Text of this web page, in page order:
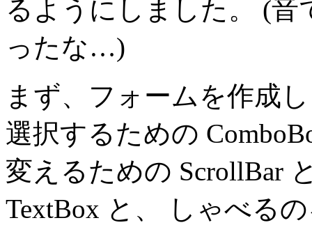
るようにしました。 (
ったな…)
まず、フォームを作成
選択するための
変えるための ScrollBar
TextBox と、 しゃべる